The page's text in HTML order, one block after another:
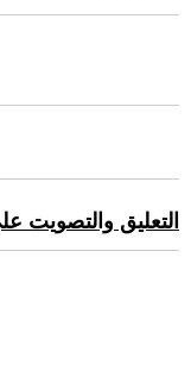
التعليق والتصويت